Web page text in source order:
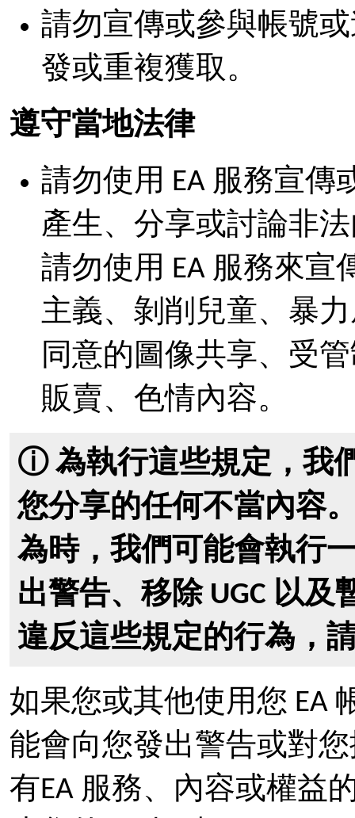
請勿宣傳或參與帳號
發或重複獲取。
遵守當地法律
請勿使用 EA 服務宣
產生、分享或討論非
請勿使用 EA 服務來
主義、剝削兒童、暴
同意的圖像共享、受
販賣、色情內容。
ⓘ 為執行這些規定，我
您分享的任何不當內容
為時，我們可能會執行
出警告、移除 UGC 以
違反這些規定的行為，
如果您或其他使用您 EA
能會向您發出警告或對
有EA 服務、內容或權益